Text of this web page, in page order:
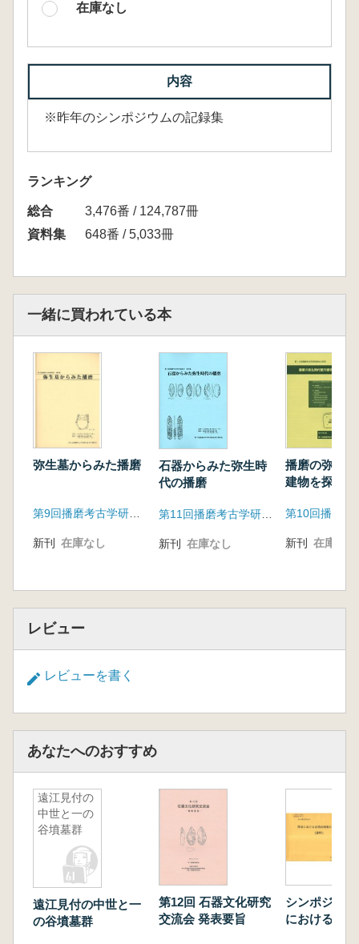
在庫なし
内容
※昨年のシンポジウムの記録集
ランキング
総合
3,476番 / 124,787冊
資料集
648番 / 5,033冊
一緒に買われている本
弥生墓からみた播磨
第9回播磨考古学研究集会実行委員会
新刊 在庫なし
石器からみた弥生時
代の播磨
新刊 在庫なし
播磨の弥生
建物を探る
新刊 在庫なし
レビュー
レビューを書く
あなたへのおすすめ
遠江見付の
中世と一の
谷墳墓群
遠江見付の中世と一
の谷墳墓群
第12回 石器文化研究
交流会 発表要旨
シンポジウ
における古